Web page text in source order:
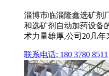
淄博市临淄隆鑫选矿剂
和选矿剂自动加药设备
术力量雄厚,公司20几年
联系电话: 180 3780 8511